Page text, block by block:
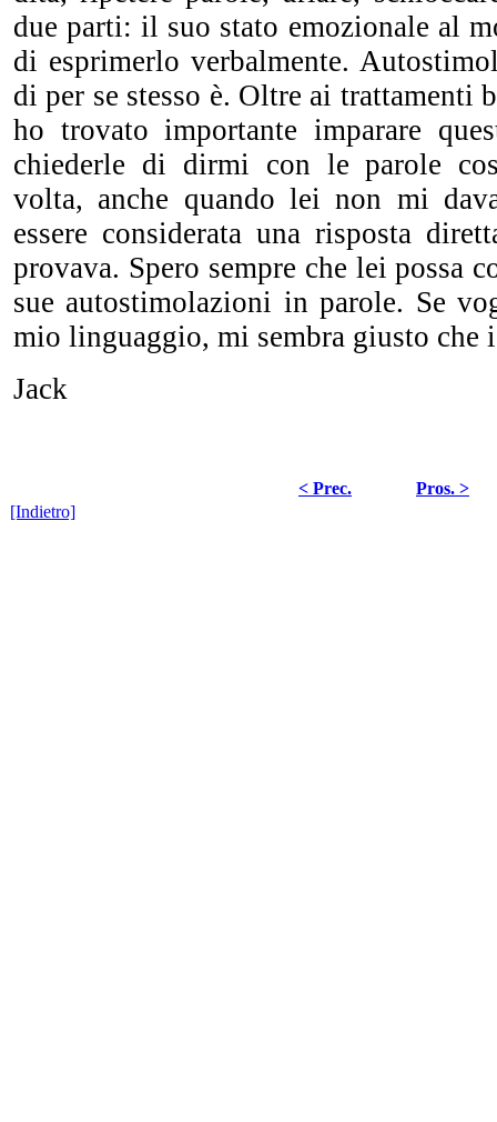
due parti: il suo stato emozionale al
di esprimerlo verbalmente.
di per se stesso è. Oltre ai trattamenti
ho trovato importante imparare
chiederle di dirmi con le parole
volta, anche quando lei non mi
essere considerata una risposta
provava. Spero sempre che lei possa
sue autostimolazioni in parole. Se
mio linguaggio, mi sembra giusto che
Jack
< Prec.
Pros. >
[Indietro]